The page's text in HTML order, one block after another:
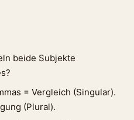
beide Subjekte
= Vergleich (Singular).
(Plural).